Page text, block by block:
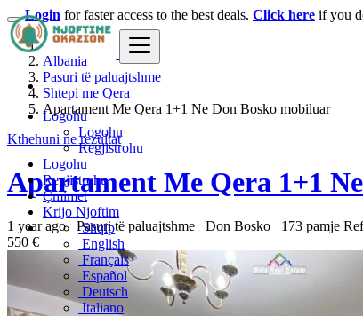
Logohu
Logohu
Regjistrohu
Logohu
Regjistrohu
Çmimet
Krijo Njoftim
Shqip
English
Français
Español
Deutsch
Italiano
Login for faster access to the best deals. Click here if you
Albania
Pasuri të paluajtshme
Shtepi me Qera
Apartament Me Qera 1+1 Ne Don Bosko mobiluar
Kthehuni ne rezultat
Apartament Me Qera 1+1
1 year ago Pasuri të paluajtshme Don Bosko 173 pamje
550 €